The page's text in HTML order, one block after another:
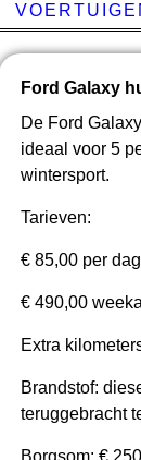
Ford Galaxy
De Ford
ideaal voor 5
wintersport.
Tarieven:
€ 85,00 per
€ 490,00
Extra
Brandstof:
teruggebracht
Borgsom: €
07:30-
08:00-
12:00
10:00